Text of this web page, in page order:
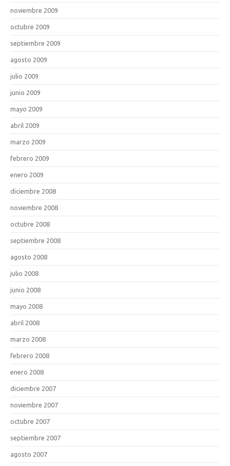
noviembre 2009
octubre 2009
septiembre 2009
agosto 2009
julio 2009
junio 2009
mayo 2009
abril 2009
marzo 2009
febrero 2009
enero 2009
diciembre 2008
noviembre 2008
octubre 2008
septiembre 2008
agosto 2008
julio 2008
junio 2008
mayo 2008
abril 2008
marzo 2008
febrero 2008
enero 2008
diciembre 2007
noviembre 2007
octubre 2007
septiembre 2007
agosto 2007